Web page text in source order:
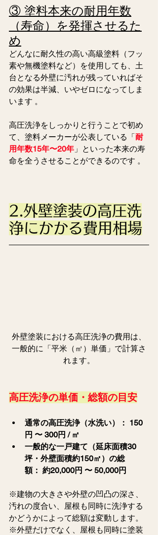
③ 塗料本来の耐用年数
（寿命）を発揮させるた
め
どんなに耐久性の高い高級塗料（フッ
素や無機塗料など）を使用しても、土
台となる外壁に汚れが残っていればそ
の効果は半減、いやゼロになってしま
います 。
高圧洗浄をしっかりと行うことで初め
て、塗料メーカーが公表している「耐
用年数15年〜20年 」といった本来の寿
命を全うさせることができるのです 。
2.外壁塗装の高圧洗
浄にかかる費用相場
外壁塗装における高圧洗浄の費用は、
一般的に「平米（㎡）単価」で計算さ
れます。
高圧洗浄の単価・総額の目安
通常の高圧洗浄（水洗い）： 150
円 〜 300円 / ㎡
一般的な一戸建て（延床面積30
坪・外壁面積約150㎡）の総
額： 約20,000円 〜 50,000円
※建物の大きさや外壁の凹凸の深さ、
汚れの度合い、屋根も同時に洗浄する
かどうかによって総額は変動します。
※外壁だけでなく、屋根も同時に塗装